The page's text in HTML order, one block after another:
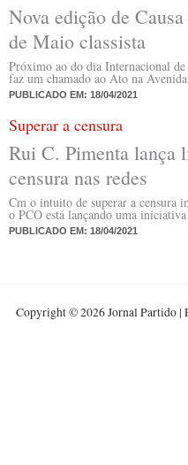
Nova edição de
de Maio classista
Próximo ao do dia Internacional
faz um chamado ao Ato na
PUBLICADO EM: 18/04/2021
Superar a censura
Rui C. Pimenta lança
censura nas redes
Cm o intuito de superar a censura
o PCO está lançando uma
PUBLICADO EM: 18/04/2021
Copyright © 2026 Jornal Partido |